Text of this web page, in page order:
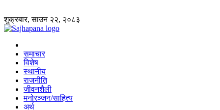
शुक्रबार, साउन २२, २०८३
समाचार
विशेष
स्थानीय
राजनीति
जीवनशैली
मनोरञ्जन/साहित्य
अर्थ